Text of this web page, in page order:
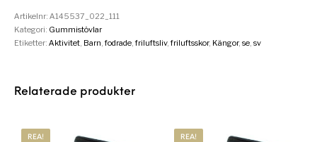
Artikelnr:A145537_022_111
Kategori: Gummistövlar
Etiketter:Aktivitet Barn ,fodrade ,friluftsliv,friluftsskor, Kängor,se ,sv
Relaterade produkter
REA! REA!